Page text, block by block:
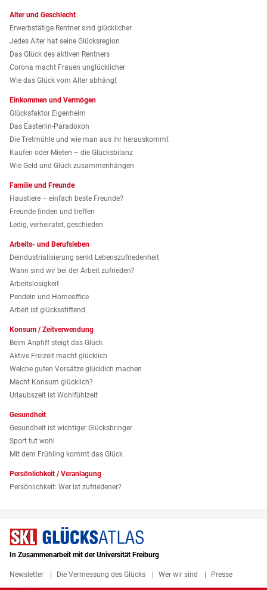
Alter und Geschlecht
Erwerbstätige Rentner sind glücklicher
Jedes Alter hat seine Glücksregion
Das Glück des aktiven Rentners
Corona macht Frauen unglücklicher
Wie das Glück vom Alter abhängt
Einkommen und Vermögen
Glücksfaktor Eigenheim
Das Easterlin-Paradoxon
Die Tretmühle und wie man aus ihr herauskommt
Kaufen oder Mieten – die Glücksbilanz
Wie Geld und Glück zusammenhängen
Familie und Freunde
Haustiere – einfach beste Freunde?
Freunde finden und treffen
Ledig, verheiratet, geschieden
Arbeits- und Berufsleben
Deindustrialisierung senkt Lebenszufriedenheit
Wann sind wir bei der Arbeit zufrieden?
Arbeitslosigkeit
Pendeln und Homeoffice
Arbeit ist glücksstiftend
Konsum / Zeitverwendung
Beim Anpfiff steigt das Glück
Aktive Freizeit macht glücklich
Welche guten Vorsätze glücklich machen
Macht Konsum glücklich?
Urlaubszeit ist Wohlfühlzeit
Gesundheit
Gesundheit ist wichtiger Glücksbringer
Sport tut wohl
Mit dem Frühling kommt das Glück
Persönlichkeit / Veranlagung
Persönlichkeit: Wer ist zufriedener?
In Zusammenarbeit mit der Universität Freiburg
Newsletter Die Vermessung des Glücks Wer wir sind Presse